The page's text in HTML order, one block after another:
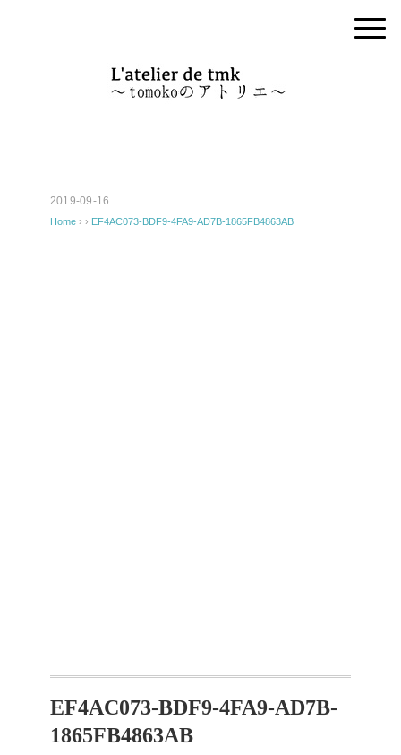
2019-09-16
Home › › EF4AC073-BDF9-4FA9-AD7B-1865FB4863AB
EF4AC073-BDF9-4FA9-AD7B-
1865FB4863AB